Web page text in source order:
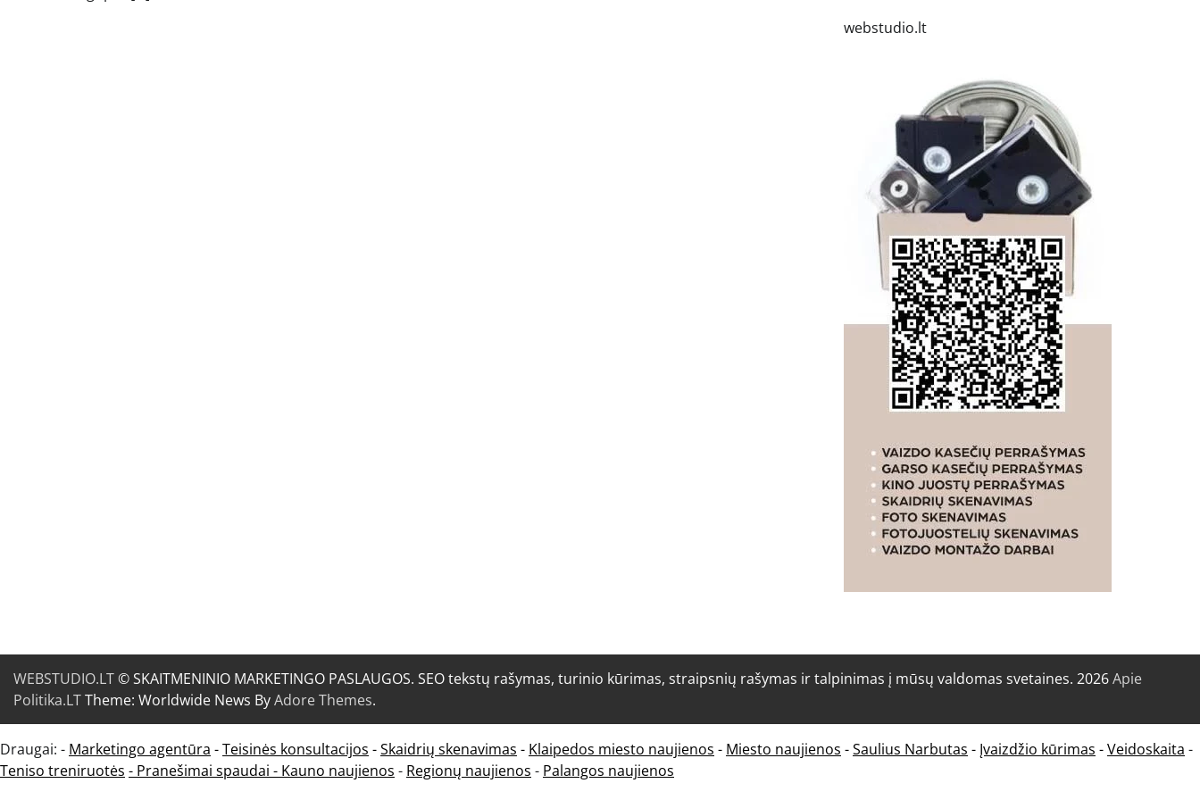
webstudio.lt
WEBSTUDIO.LT© SKAITMENINIO MARKETINGO PASLAUGOS. SEO tekstų rašymas, turinio kūrimas, straipsnių rašymas ir talpinimas į mūsų valdomas svetaines. 2026Apie
Politika.LTTheme: Worldwide News ByAdore Themes.
Draugai: - Marketingo agentūra -Teisinės konsultacijos -Skaidrių skenavimas - Klaipedos miesto naujienos - Miesto naujienos -Saulius Narbutas - Įvaizdžio kūrimas -Veidoskaita -
Teniso treniruotės - Pranešimai spaudai - Kauno naujienos - Regionų naujienos - Palangos naujienos